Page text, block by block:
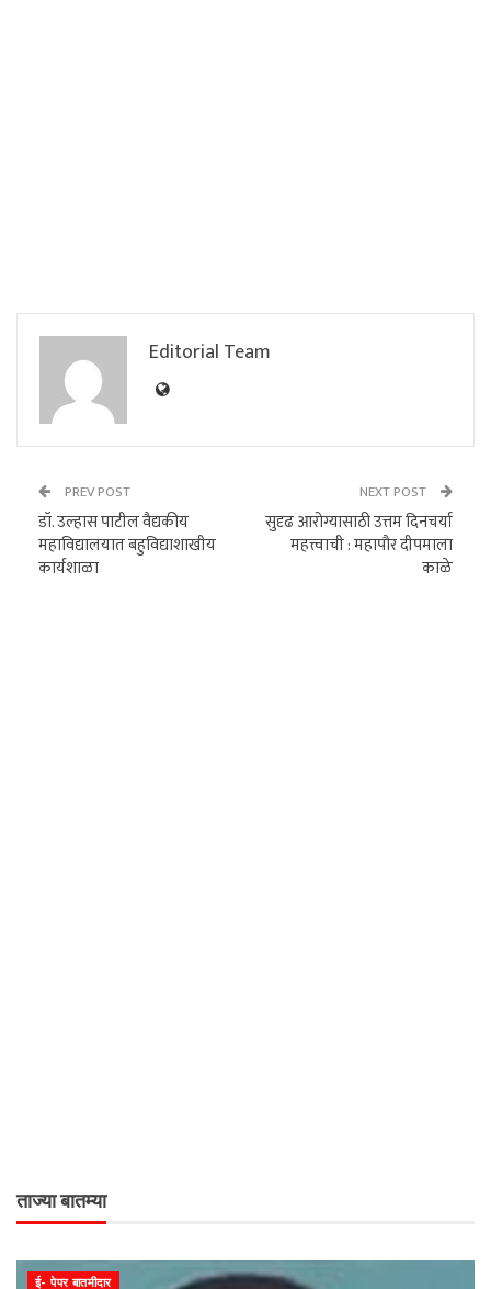
Editorial Team
PREV POST
डॉ. उल्हास पाटील वैद्यकीय
महाविद्यालयात बहुविद्याशाखीय
कार्यशाळा
NEXT POST
सुदृढ आरोग्यासाठी उत्तम दिनचर्या
महत्त्वाची : महापौर दीपमाला
काळे
ताज्या बातम्या
ई- पेपर बातमीदार